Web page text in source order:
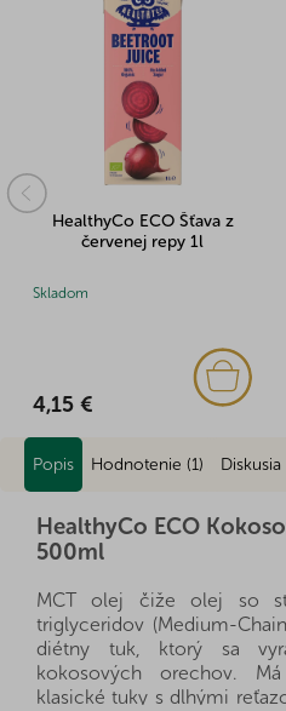
HealthyCo ECO Šťava z
červenej repy 1l
Skladom
4,15 €
Popis Hodnotenie (1) Diskusia
HealthyCo ECO
500ml
MCT olej čiže olej so
triglyceridov (Medium-
diétny tuk, ktorý sa
kokosových orechov.
klasické tuky s dlhými